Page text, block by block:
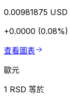
0.00981875 USD
+0.0000 (0.08%)
查看圖表
歐元
1 RSD 等於